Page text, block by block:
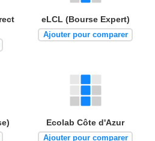
eLCL (Bourse Expert)
Ajouter pour comparer
Ecolab Côte d'Azur
Ajouter pour comparer